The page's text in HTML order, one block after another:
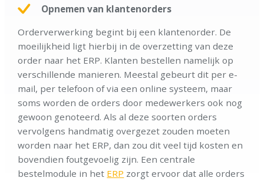
Opnemen van klantenorders
Orderverwerking begint bij een klantenorder. De
moeilijkheid ligt hierbij in de overzetting van deze
order naar het ERP. Klanten bestellen namelijk op
verschillende manieren. Meestal gebeurt dit per e-
mail, per telefoon of via een online systeem, maar
soms worden de orders door medewerkers ook nog
gewoon genoteerd. Als al deze soorten orders
vervolgens handmatig overgezet zouden moeten
worden naar het ERP, dan zou dit veel tijd kosten en
bovendien foutgevoelig zijn. Een centrale
bestelmodule in het ERP zorgt ervoor dat alle orders